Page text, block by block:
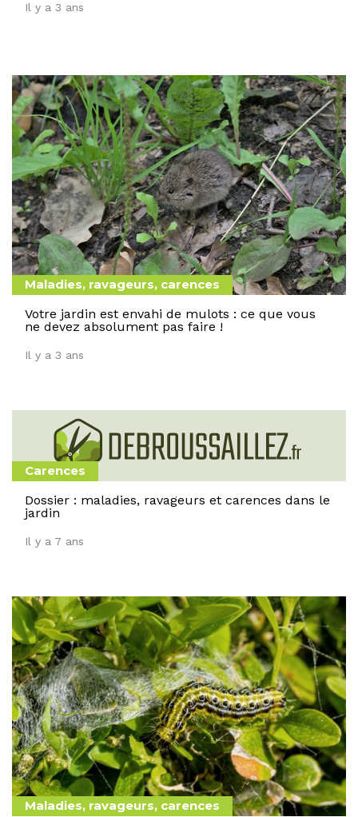
Il y a 3 ans
Maladies, ravageurs, carences
Votre jardin est envahi de mulots : ce que vous
ne devez absolument pas faire !
Il y a 3 ans
Carences
Dossier : maladies, ravageurs et carences dans le
jardin
Il y a 7 ans
Maladies, ravageurs, carences